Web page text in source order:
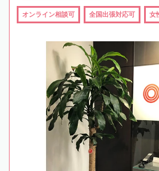
オンライン相談可 全国出張対応可 女